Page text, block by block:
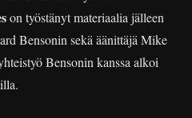
on työstänyt materiaalia jälleen
Bensonin sekä äänittäjä Mike
Bensonin kanssa alkoi